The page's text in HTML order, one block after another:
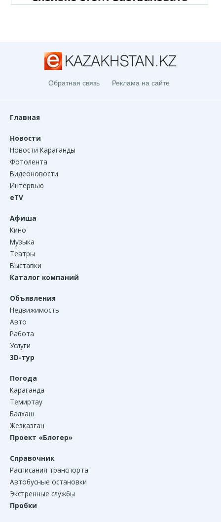
Обратная связь Реклама на сайте
Главная
Новости
Новости Караганды
Фотолента
Видеоновости
Интервью
eTV
Афиша
Кино
Музыка
Театры
Выставки
Каталог компаний
Объявления
Недвижимость
Авто
Работа
Услуги
3D-тур
Погода
Караганда
Темиртау
Балхаш
Жезказган
Проект «Блогер»
Справочник
Расписания транспорта
Автобусные остановки
Экстренные службы
Пробки